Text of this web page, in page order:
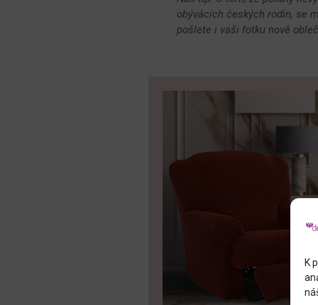
K
obývácích českých rodin, se
pošlete i vaši fotku nově